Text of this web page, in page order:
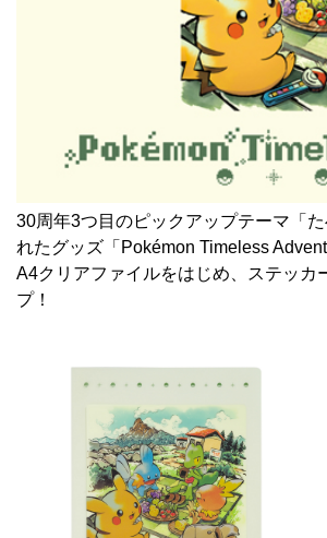
30周年3つ目のピックアップテーマ「
れたグッズ「Pokémon Timeless
A4クリアファイルをはじめ、ステッ
プ！